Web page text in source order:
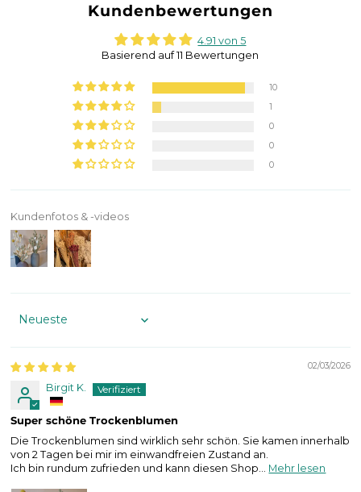
Kundenbewertungen
4.91 von 5
Basierend auf 11 Bewertungen
10
1
0
0
0
Kundenfotos & -videos
Sort by
02/03/2026
Birgit K.
Super schöne Trockenblumen
Die Trockenblumen sind wirklich sehr schön. Sie kamen innerhalb
von 2 Tagen bei mir im einwandfreien Zustand an.
Ich bin rundum zufrieden und kann diesen Shop... Mehr lesen